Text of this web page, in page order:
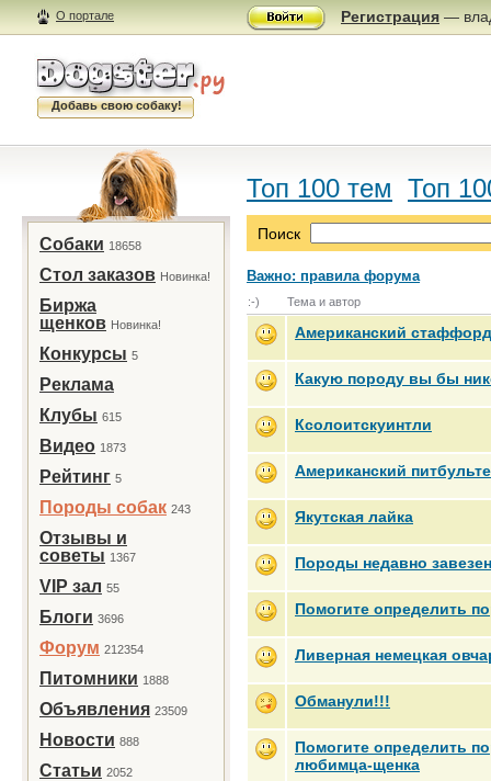
О портале Регистрация —
Добавь свою собаку!
Собаки 18658
Стол заказов Новинка!
Биржа
щенков Новинка!
Конкурсы 5
Реклама
Клубы 615
Видео 1873
Рейтинг 5
Породы собак 243
Отзывы и
советы 1367
VIP зал 55
Блоги 3696
Форум 212354
Питомники 1888
Объявления 23509
Новости 888
Статьи 2052
Топ 100 тем Топ
Поиск
Важно: правила форума
:-) Тема и автор
Американский
Какую породу вы бы
Ксолоитскуинтли
Американский
Якутская лайка
Породы недавно
Помогите определить
Ливерная немецкая
Обманули!!!
Помогите определить
любимца-щенка